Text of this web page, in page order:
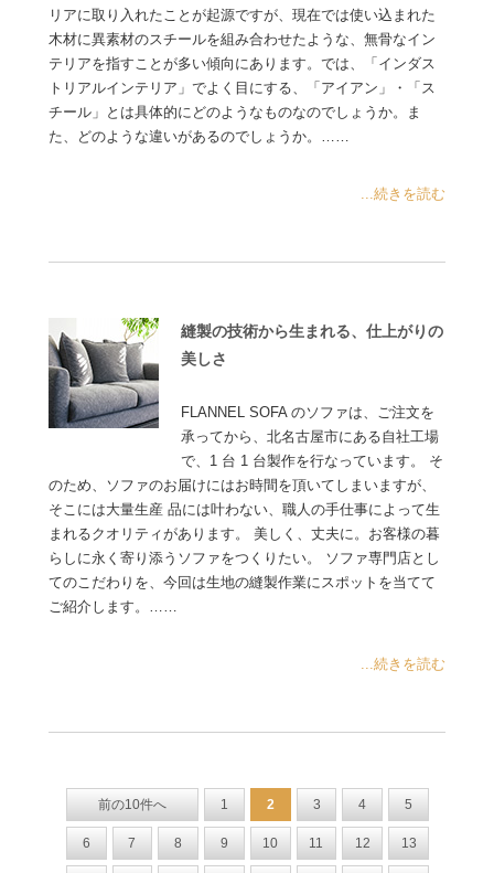
リアに取り入れたことが起源ですが、現在では使い込まれた
木材に異素材のスチールを組み合わせたような、無骨なイン
テリアを指すことが多い傾向にあります。では、「インダス
トリアルインテリア」でよく目にする、「アイアン」・「ス
チール」とは具体的にどのようなものなのでしょうか。ま
た、どのような違いがあるのでしょうか。……
...続きを読む
縫製の技術から生まれる、仕上がりの
美しさ
FLANNEL SOFA のソファは、ご注文を
承ってから、北名古屋市にある自社工場
で、1 台 1 台製作を行なっています。 そ
のため、ソファのお届けにはお時間を頂いてしまいますが、
そこには大量生産 品には叶わない、職人の手仕事によって生
まれるクオリティがあります。 美しく、丈夫に。お客様の暮
らしに永く寄り添うソファをつくりたい。 ソファ専門店とし
てのこだわりを、今回は生地の縫製作業にスポットを当てて
ご紹介します。……
...続きを読む
前の10件へ 1 2 3 4 5
6 7 8 9 10 11 12 13